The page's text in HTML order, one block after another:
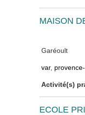
MAISON
Garéoult
var,
Activité(s)
ECOLE